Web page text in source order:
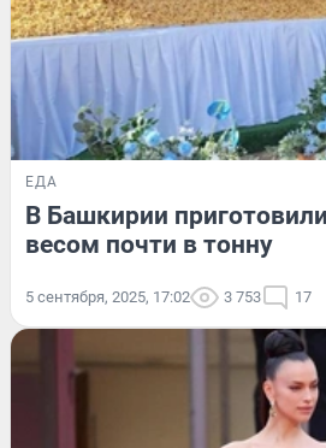
ЕДА
В Башкирии
весом почти в тонну
5 сентября, 2025, 17:02 3 753 17